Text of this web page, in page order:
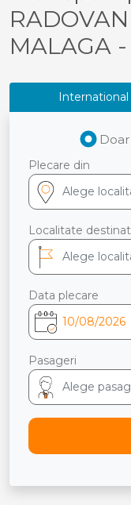
MALAGA
International
Plecare din
Localitate
Data plecare
Pasageri